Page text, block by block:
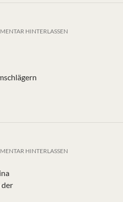
HINTERLASSEN
HINTERLASSEN
der